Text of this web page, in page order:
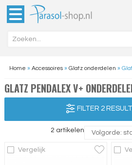
Home » Accessoires» Glatz onderdelen »
GLATZ PENDALEX V+
FILTER 2
2 artikelen
Vergelijk